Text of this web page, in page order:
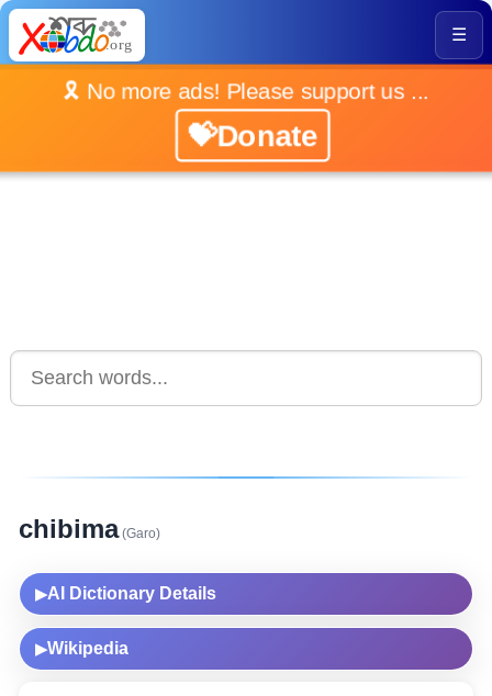
☰
🎗️ No more ads! Please support us ...
💝Donate
chibima(Garo)
▶AI Dictionary Details
▶Wikipedia